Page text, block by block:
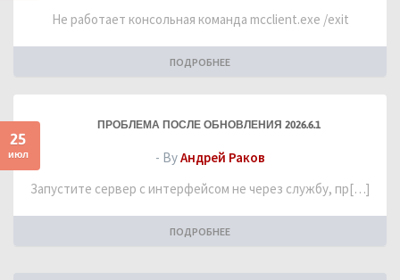
Не работает консольная команда mcclient.exe /exit
ПОДРОБНЕЕ
25
июл
ПРОБЛЕМА ПОСЛЕ ОБНОВЛЕНИЯ 2026.6.1
- ByАндрей Раков
Запустите сервер с интерфейсом не через службу, пр[…]
ПОДРОБНЕЕ